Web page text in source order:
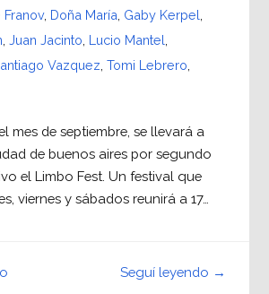
Franov, Doña María Gaby Kerpel
Juan Jacinto Lucio Mantel
Vazquez Tomi Lebrero
mes de septiembre, se llevará a
de buenos aires por segundo
el Limbo Fest. Un festival que
viernes y sábados reunirá a 17…
Seguí leyendo →